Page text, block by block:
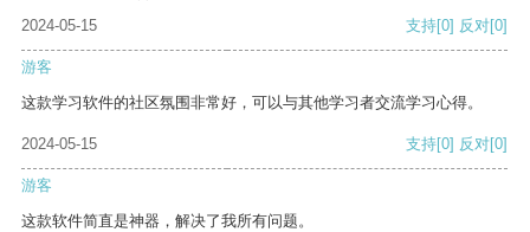
2024-05-15
支持[0] 反对[0]
游客
这款学习软件的社区氛围非常好，可以与其他学习者交流学习心得。
2024-05-15 支持[0] 反对[0]
游客
这款软件简直是神器，解决了我所有问题。